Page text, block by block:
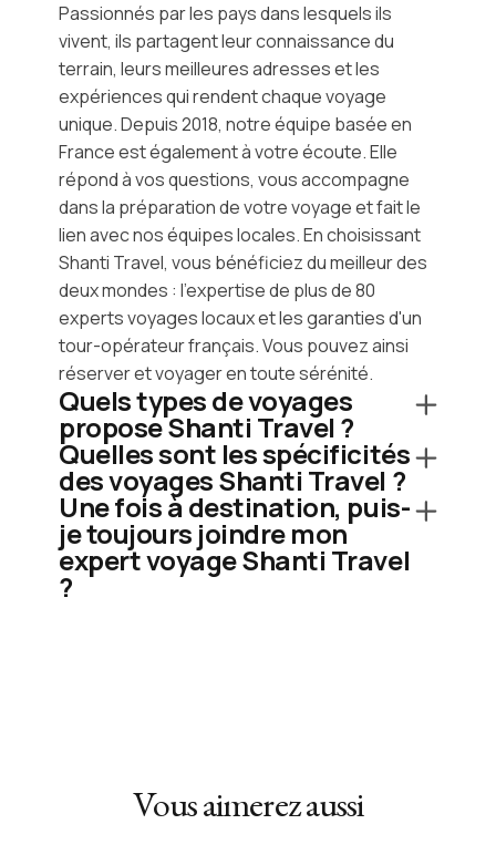
Demandez un devis gratuit
Passionnés par les pays dans lesquels ils
vivent, ils partagent leur connaissance du
terrain, leurs meilleures adresses et les
expériences qui rendent chaque voyage
unique. Depuis 2018, notre équipe basée en
France est également à votre écoute. Elle
répond à vos questions, vous accompagne
dans la préparation de votre voyage et fait le
lien avec nos équipes locales. En choisissant
Shanti Travel, vous bénéficiez du meilleur des
deux mondes : l'expertise de plus de 80
experts voyages locaux et les garanties d'un
tour-opérateur français. Vous pouvez ainsi
réserver et voyager en toute sérénité.
Quels types de voyages
propose Shanti Travel ?
Quelles sont les spécificités
des voyages Shanti Travel ?
Une fois à destination, puis-
je toujours joindre mon
expert voyage Shanti Travel
?
Vous aimerez aussi